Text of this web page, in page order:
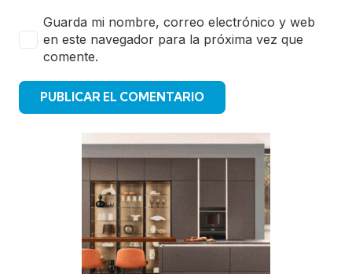
Guarda mi nombre, correo electrónico y web
en este navegador para la próxima vez que
comente.
PUBLICAR EL COMENTARIO